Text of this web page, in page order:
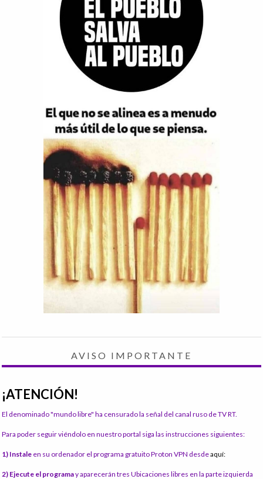
AVISO IMPORTANTE
¡ATENCIÓN!
El denominado "mundo libre" ha censurado la señal del canal ruso de TV RT.
Para poder seguir viéndolo en nuestro portal siga las instrucciones siguientes:
1) Instale en su ordenador el programa gratuito Proton VPN desdeaquí:
2) Ejecute el programay aparecerán tres Ubicaciones libres en la parte izquierda